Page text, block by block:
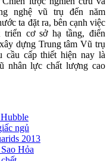
nghệ vũ trụ đến năm
ta đặt ra, bên cạnh việc
triển cơ sở hạ tầng, điển
dựng Trung tâm Vũ trụ
cầu cấp thiết hiện nay là
nhân lực chất lượng cao
ngủ
2013
Hỏa